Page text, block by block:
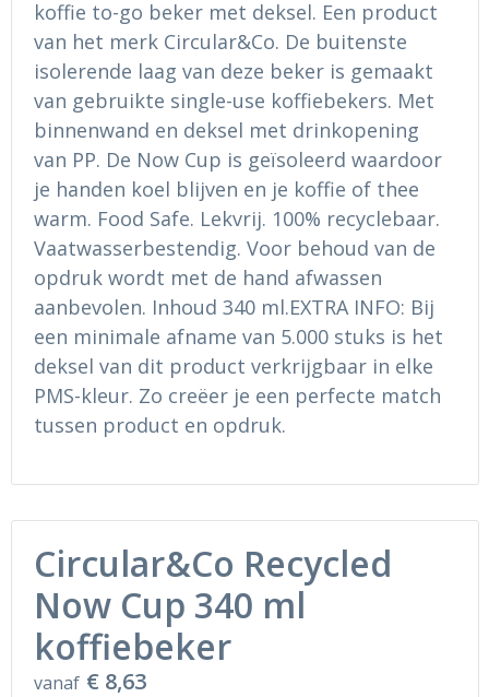
Ondergoed en Sokken
Regenkleding
Gereedschap
Schoenen
Hoofdbescherming
Gehoorbescherming
Ademhalingsbescherming
Sokken en Nachtkleding
Regenkleding
Schoenen
Gilets
koffie to-go beker met deksel. Een product
van het merk Circular&Co. De buitenste
isolerende laag van deze beker is gemaakt
van gebruikte single-use koffiebekers. Met
binnenwand en deksel met drinkopening
van PP. De Now Cup is geïsoleerd waardoor
je handen koel blijven en je koffie of thee
warm. Food Safe. Lekvrij. 100% recyclebaar.
Vaatwasserbestendig. Voor behoud van de
opdruk wordt met de hand afwassen
aanbevolen. Inhoud 340 ml.EXTRA INFO: Bij
een minimale afname van 5.000 stuks is het
deksel van dit product verkrijgbaar in elke
PMS-kleur. Zo creëer je een perfecte match
tussen product en opdruk.
Circular&Co Recycled
Now Cup 340 ml
koffiebeker
vanaf € 8,63